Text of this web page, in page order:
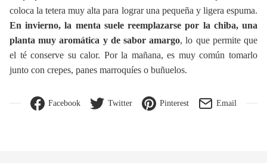
coloca la tetera muy alta para lograr una pequeña y ligera espuma.
En invierno, la menta suele reemplazarse por la chiba, una
planta muy aromática y de sabor amargo, lo que permite que
el té conserve su calor. Por la mañana, es muy común tomarlo
junto con crepes, panes marroquíes o buñuelos.
Facebook Twitter Pinterest Email